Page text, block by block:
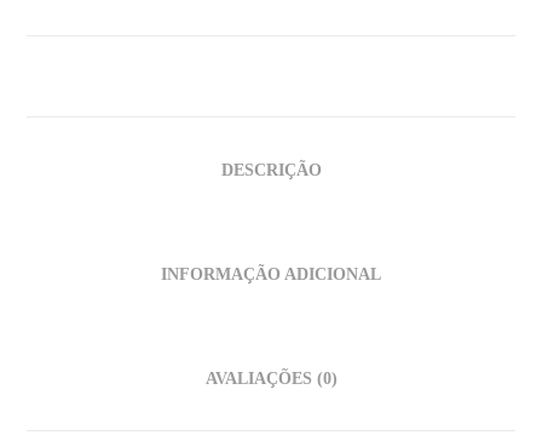
DESCRIÇÃO
INFORMAÇÃO ADICIONAL
AVALIAÇÕES (0)